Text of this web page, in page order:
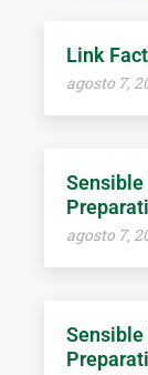
Link
agosto 7,
agosto 7,